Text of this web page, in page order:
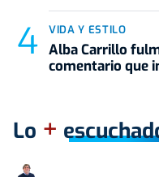
VIDA Y ESTILO
Alba Carrillo
comentario que
Lo +